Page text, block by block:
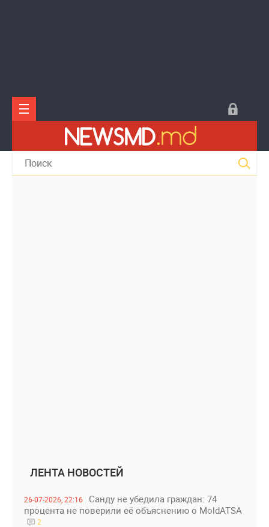
ЛЕНТА НОВОСТЕЙ
26-07-2026, 22:16
Санду не убедила граждан: 74
процента не поверили её объяснению о MoldATSA
2